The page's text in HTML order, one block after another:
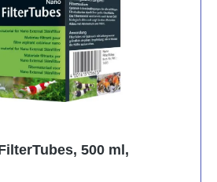
500 ml,